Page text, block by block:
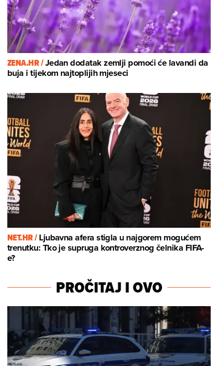
ZENA.HR /Jedan dodatak zemlji pomoći će lavandi da
buja i tijekom najtoplijih mjeseci
NET.HR /Ljubavna afera stigla u najgorem mogućem
trenutku: Tko je supruga kontroverznog čelnika FIFA-
e?
PROČITAJ I OVO